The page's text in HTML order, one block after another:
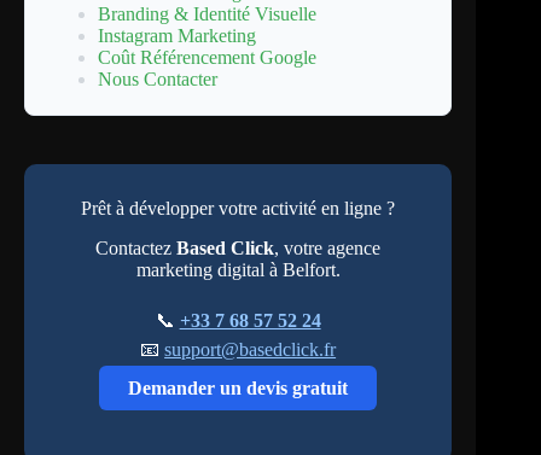
Branding & Identité Visuelle
Instagram Marketing
Coût Référencement Google
Nous Contacter
Prêt à développer votre activité en ligne ?
ContactezBased Click, votre agence
marketing digital à Belfort.
📞 +33 7 68 57 52 24
📧support@basedclick.fr
Demander un devis gratuit